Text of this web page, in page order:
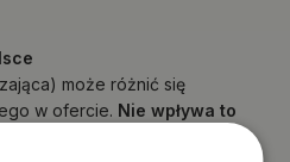
może różnić się
w ofercie. Nie wpływa to
jest podstawą do